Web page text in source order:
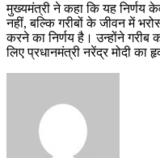
मुख्यमंत्री ने कहा कि यह निर्णय
नहीं, बल्कि गरीबों के जीवन में
करने का निर्णय है। उन्होंने गरीब
लिए प्रधानमंत्री नरेंद्र मोदी का